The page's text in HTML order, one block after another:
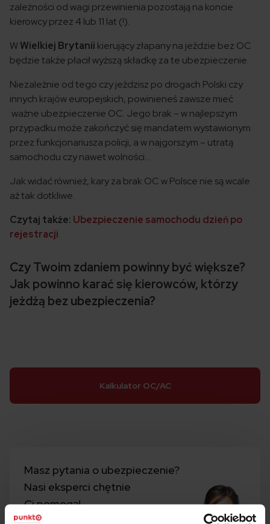
zależności od wagi przewinienia pozostają na koncie
kierowcy przez 4 lub 11 lat (!).
W Wielkiej Brytanii kierujący złapany na jeździe bez OC
będzie także płacił wyższą składkę za te ubezpieczenie.
Niezależnie od tego czy jeździsz po drogach Polski czy
innych krajów europejskich, powinieneś zawsze mieć
ważne ubezpieczenie OC. Jego brak – w najlepszym
przypadku może zakończyć się mandatem wystawionym
przez funkcjonariusza policji, a w najgorszym – utratą
samochodu czy nawet wolności…
Jak widać również, kary za brak OC w Polsce nie są wcale
aż tak dotkliwe.
Czytaj także: Ubezpieczenie samochodu dzień po
rejestracji
Czy Twoim zdaniem powinny być większe?
Jak powinno karać się kierowców, którzy
jeżdżą bez ubezpieczenia?
Kalkulator OC/AC
Masz pytania o ubezpieczenie?
Nasi eksperci chętnie
Ci pomogą!